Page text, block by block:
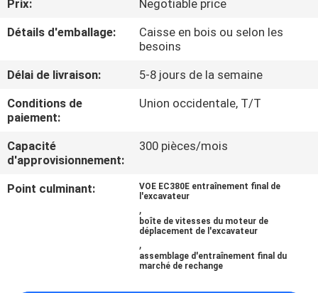
CONTRÔLE
DE
QUALITÉ
CONTACT
Prix:
Negotiable price
Détails d'emballage:
Caisse en bois ou selon les
besoins
Délai de livraison:
5-8 jours de la semaine
Conditions de
paiement:
Union occidentale, T/T
Capacité
d'approvisionnement:
300 pièces/mois
Point culminant:
VOE EC380E entraînement final de
l'excavateur
,
boîte de vitesses du moteur de
déplacement de l'excavateur
,
assemblage d'entraînement final du
marché de rechange